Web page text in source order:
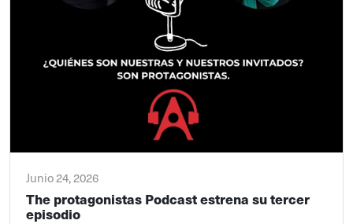
Junio 24, 2026
The protagonistas Podcast estrena su tercer
episodio